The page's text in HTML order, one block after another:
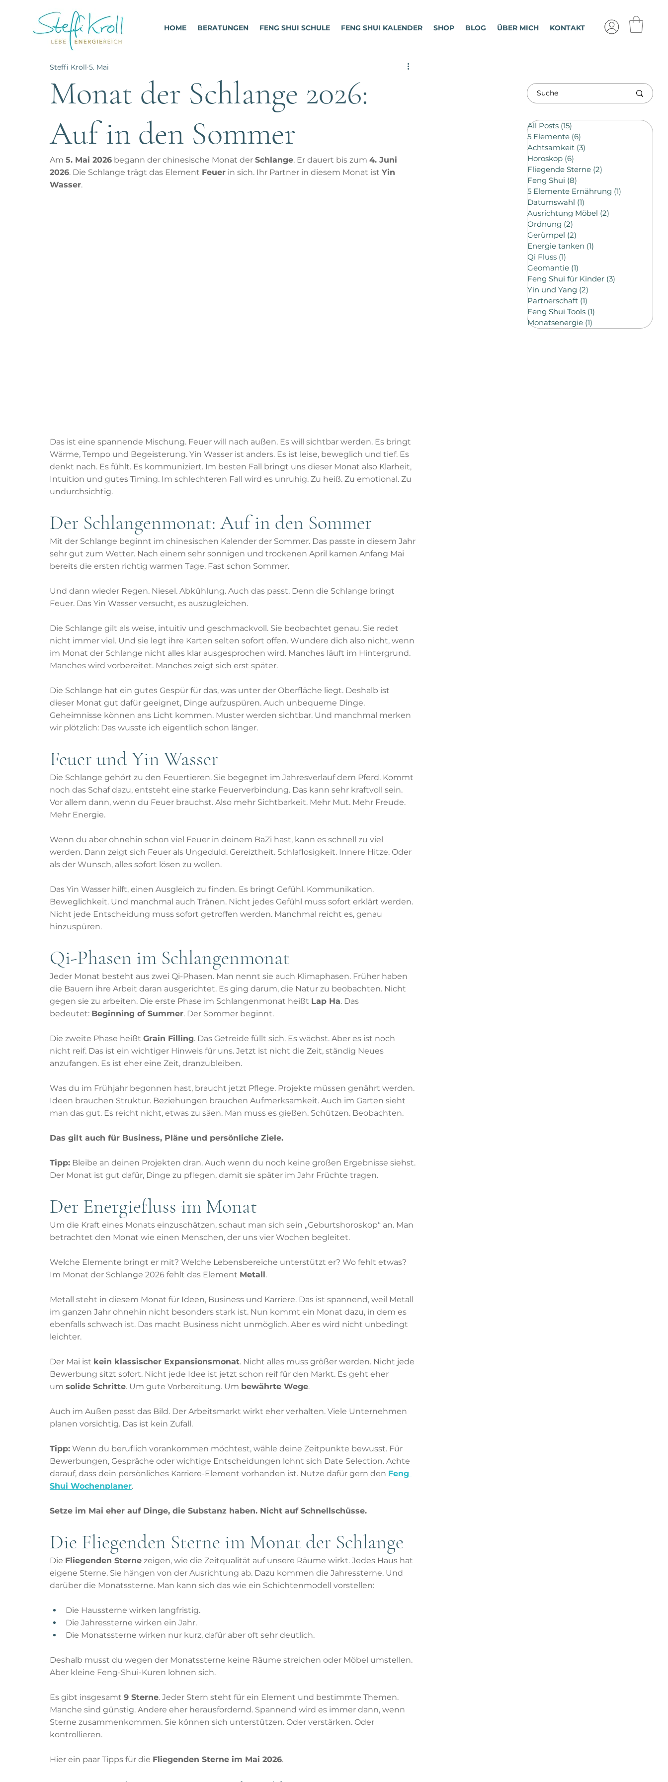
HOME BERATUNGEN FENG SHUI SCHULE FENG SHUI KALENDER SHOP BLOG ÜBER MICH KONTAKT
Monat der Schlange 2026:
Auf in den Sommer
Steffi Kroll 5. Mai
Am 5. Mai 2026 begann der chinesische Monat der Schlange. Er dauert bis zum 4. Juni
2026. Die Schlange trägt das Element Feuer in sich. Ihr Partner in diesem Monat ist Yin
Wasser.
Das ist eine spannende Mischung. Feuer will nach außen. Es will sichtbar werden. Es bringt
Wärme, Tempo und Begeisterung. Yin Wasser ist anders. Es ist leise, beweglich und tief. Es
denkt nach. Es fühlt. Es kommuniziert. Im besten Fall bringt uns dieser Monat also Klarheit,
Intuition und gutes Timing. Im schlechteren Fall wird es unruhig. Zu heiß. Zu emotional. Zu
undurchsichtig.
Der Schlangenmonat: Auf in den Sommer
Mit der Schlange beginnt im chinesischen Kalender der Sommer. Das passte in diesem Jahr
sehr gut zum Wetter. Nach einem sehr sonnigen und trockenen April kamen Anfang Mai
bereits die ersten richtig warmen Tage. Fast schon Sommer.
Und dann wieder Regen. Niesel. Abkühlung. Auch das passt. Denn die Schlange bringt
Feuer. Das Yin Wasser versucht, es auszugleichen.
Die Schlange gilt als weise, intuitiv und geschmackvoll. Sie beobachtet genau. Sie redet
nicht immer viel. Und sie legt ihre Karten selten sofort offen. Wundere dich also nicht, wenn
im Monat der Schlange nicht alles klar ausgesprochen wird. Manches läuft im Hintergrund.
Manches wird vorbereitet. Manches zeigt sich erst später.
Die Schlange hat ein gutes Gespür für das, was unter der Oberfläche liegt. Deshalb ist
dieser Monat gut dafür geeignet, Dinge aufzuspüren. Auch unbequeme Dinge.
Geheimnisse können ans Licht kommen. Muster werden sichtbar. Und manchmal merken
wir plötzlich: Das wusste ich eigentlich schon länger.
Feuer und Yin Wasser
Die Schlange gehört zu den Feuertieren. Sie begegnet im Jahresverlauf dem Pferd. Kommt
noch das Schaf dazu, entsteht eine starke Feuerverbindung. Das kann sehr kraftvoll sein.
Vor allem dann, wenn du Feuer brauchst. Also mehr Sichtbarkeit. Mehr Mut. Mehr Freude.
Mehr Energie.
Wenn du aber ohnehin schon viel Feuer in deinem BaZi hast, kann es schnell zu viel
werden. Dann zeigt sich Feuer als Ungeduld. Gereiztheit. Schlaflosigkeit. Innere Hitze. Oder
als der Wunsch, alles sofort lösen zu wollen.
Das Yin Wasser hilft, einen Ausgleich zu finden. Es bringt Gefühl. Kommunikation.
Beweglichkeit. Und manchmal auch Tränen. Nicht jedes Gefühl muss sofort erklärt werden.
Nicht jede Entscheidung muss sofort getroffen werden. Manchmal reicht es, genau
hinzuspüren.
Qi-Phasen im Schlangenmonat
Jeder Monat besteht aus zwei Qi-Phasen. Man nennt sie auch Klimaphasen. Früher haben
die Bauern ihre Arbeit daran ausgerichtet. Es ging darum, die Natur zu beobachten. Nicht
gegen sie zu arbeiten. Die erste Phase im Schlangenmonat heißt Lap Ha. Das
bedeutet: Beginning of Summer. Der Sommer beginnt.
Die zweite Phase heißt Grain Filling. Das Getreide füllt sich. Es wächst. Aber es ist noch
nicht reif. Das ist ein wichtiger Hinweis für uns. Jetzt ist nicht die Zeit, ständig Neues
anzufangen. Es ist eher eine Zeit, dranzubleiben.
Was du im Frühjahr begonnen hast, braucht jetzt Pflege. Projekte müssen genährt werden.
Ideen brauchen Struktur. Beziehungen brauchen Aufmerksamkeit. Auch im Garten sieht
man das gut. Es reicht nicht, etwas zu säen. Man muss es gießen. Schützen. Beobachten.
Das gilt auch für Business, Pläne und persönliche Ziele.
Tipp: Bleibe an deinen Projekten dran. Auch wenn du noch keine großen Ergebnisse siehst.
Der Monat ist gut dafür, Dinge zu pflegen, damit sie später im Jahr Früchte tragen.
Der Energiefluss im Monat
Um die Kraft eines Monats einzuschätzen, schaut man sich sein „Geburtshoroskop“ an. Man
betrachtet den Monat wie einen Menschen, der uns vier Wochen begleitet.
Welche Elemente bringt er mit? Welche Lebensbereiche unterstützt er? Wo fehlt etwas?
Im Monat der Schlange 2026 fehlt das Element Metall.
Metall steht in diesem Monat für Ideen, Business und Karriere. Das ist spannend, weil Metall
im ganzen Jahr ohnehin nicht besonders stark ist. Nun kommt ein Monat dazu, in dem es
ebenfalls schwach ist. Das macht Business nicht unmöglich. Aber es wird nicht unbedingt
leichter.
Der Mai ist kein klassischer Expansionsmonat. Nicht alles muss größer werden. Nicht jede
Bewerbung sitzt sofort. Nicht jede Idee ist jetzt schon reif für den Markt. Es geht eher
um solide Schritte. Um gute Vorbereitung. Um bewährte Wege.
Auch im Außen passt das Bild. Der Arbeitsmarkt wirkt eher verhalten. Viele Unternehmen
planen vorsichtig. Das ist kein Zufall.
Tipp: Wenn du beruflich vorankommen möchtest, wähle deine Zeitpunkte bewusst. Für
Bewerbungen, Gespräche oder wichtige Entscheidungen lohnt sich Date Selection. Achte
darauf, dass dein persönliches Karriere-Element vorhanden ist. Nutze dafür gern den Feng
Shui Wochenplaner.
Setze im Mai eher auf Dinge, die Substanz haben. Nicht auf Schnellschüsse.
Die Fliegenden Sterne im Monat der Schlange
Die Fliegenden Sterne zeigen, wie die Zeitqualität auf unsere Räume wirkt. Jedes Haus hat
eigene Sterne. Sie hängen von der Ausrichtung ab. Dazu kommen die Jahressterne. Und
darüber die Monatssterne. Man kann sich das wie ein Schichtenmodell vorstellen:
Die Haussterne wirken langfristig.
Die Jahressterne wirken ein Jahr.
Die Monatssterne wirken nur kurz, dafür aber oft sehr deutlich.
Deshalb musst du wegen der Monatssterne keine Räume streichen oder Möbel umstellen.
Aber kleine Feng-Shui-Kuren lohnen sich.
Es gibt insgesamt 9 Sterne. Jeder Stern steht für ein Element und bestimmte Themen.
Manche sind günstig. Andere eher herausfordernd. Spannend wird es immer dann, wenn
Sterne zusammenkommen. Sie können sich unterstützen. Oder verstärken. Oder
kontrollieren.
Hier ein paar Tipps für die Fliegenden Sterne im Mai 2026.
All Posts (15)
5 Elemente (6)
Achtsamkeit (3)
Horoskop (6)
Fliegende Sterne (2)
Feng Shui (8)
5 Elemente Ernährung (1)
Datumswahl (1)
Ausrichtung Möbel (2)
Ordnung (2)
Gerümpel (2)
Energie tanken (1)
Qi Fluss (1)
Geomantie (1)
Feng Shui für Kinder (3)
Yin und Yang (2)
Partnerschaft (1)
Feng Shui Tools (1)
Monatsenergie (1)